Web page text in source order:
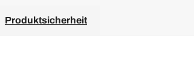
Produktsicherheit